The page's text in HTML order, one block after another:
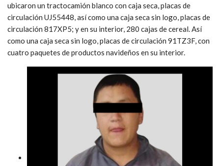
ubicaron un tractocamión blanco con caja seca, placas de
circulación UJ55448, así como una caja seca sin logo, placas de
circulación 817XP5; y en su interior, 280 cajas de cereal. Así
como una caja seca sin logo, placas de circulación 91TZ3F, con
cuatro paquetes de productos navideños en su interior.